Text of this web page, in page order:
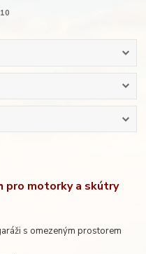
pro motorky a skútry
s omezeným prostorem